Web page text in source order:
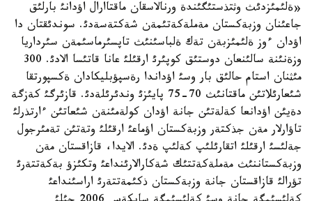
«ةلئمئزدئث وثتذستئگئندة ورنالاسقان ماقتاارال اؤدانئ بارلئق
جاعئنان وزبةكستان مةملةكةتئمةن شةكتةسةدئ. سوندئقتان دا
اؤدان ءوز ةلئمئزبةن تةك ةلباسئنئث تاپسئرماسئمةن سئرداريا
وزةنئنة سالئنعان دوستئق كوپئرئ ارقئلئ عانا قاتئسا الادئ. 300
مئثنان استام حالئق بار وسئ اؤداندا رةسپؤبليكادان ةكسپورتقا
شئعارئلاتئن ماقتانئث 70-75 پايئزئ وندئرئلةدئ. قازئرگئ كةزگة
دةيئن اؤدانعا كةلةتئن جانة اؤدان كولةمئنةن شئعاتئن ءارتذرلئ
تاؤارلار مةن جذكتةر وزبةكستان اؤماعئ ارقئلئ وتةتئن تةمئرجول
جةلئسئ ارقئلئ اتقارئلئپ كةلئپ ةدئ. الايدا، قازاقستان مةن
وزبةكستاننئث مةملةكةتتئك شةكارالارئنداعئ وتكئزؤ بةكةتتةرئ
تؤرالئ قازاقستان جانة وزبةكستان ذكئمةتتةرئ اراسئنداعئ